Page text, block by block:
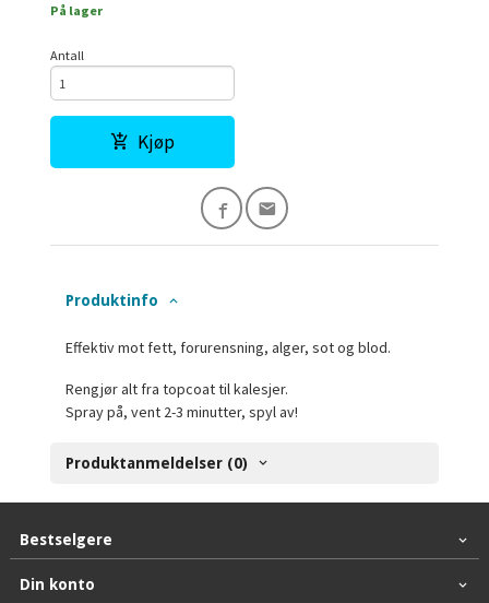
På lager
Antall
Kjøp
Produktinfo
Effektiv mot fett, forurensning, alger, sot og blod.
Rengjør alt fra topcoat til kalesjer.
Spray på, vent 2-3 minutter, spyl av!
Produktanmeldelser (0)
Bestselgere
Din konto